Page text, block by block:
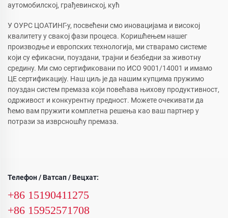
аутомобилској, грађевинској, кућ
У ОУРС ЦОАТИНГ-у, посвећени смо иновацијама и високој
квалитету у свакој фази процеса. Коришћењем нашег
производње и европских технологија, ми стварамо системе
који су ефикасни, поуздани, трајни и безбедни за животну
средину. Ми смо сертификовани по ИСО 9001/14001 и имамо
ЦЕ сертификацију. Наш циљ је да нашим купцима пружимо
поуздан систем премаза који повећава њихову продуктивност,
одрживост и конкурентну предност. Можете очекивати да
ћемо вам пружити комплетна решења као ваш партнер у
потрази за изврсношћу премаза.
Телефон / Ватсап / Вецхат:
+86 15190411275
+86 15952571708